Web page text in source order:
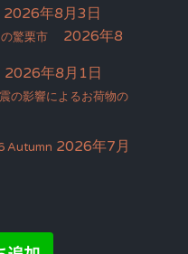
2026年8月3日
の驚栗市
2026年8
2026年8月1日
の影響によるお荷物の
Autumn 2026年7月